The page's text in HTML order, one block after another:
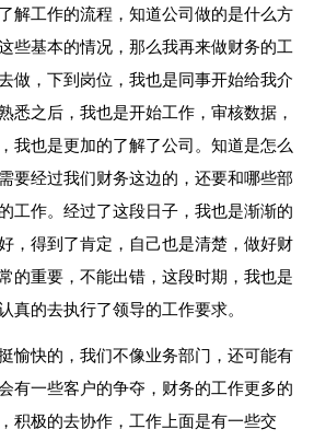
解工作的流程，知道公司做的是什么方
些基本的情况，那么我再来做财务的工
做，下到岗位，我也是同事开始给我介
悉之后，我也是开始工作，审核数据，
我也是更加的了解了公司。知道是怎么
要经过我们财务这边的，还要和哪些部
工作。经过了这段日子，我也是渐渐的
，得到了肯定，自己也是清楚，做好财
的重要，不能出错，这段时期，我也是
真的去执行了领导的工作要求。
愉快的，我们不像业务部门，还可能有
有一些客户的争夺，财务的工作更多的
积极的去协作，工作上面是有一些交